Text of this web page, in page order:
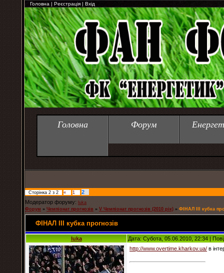
Головна | Реєстрація | Вхід
Головна Форум
Сторінка 2 з 2 « 1
2
Модератор форуму: luka
Форум » Чемпіонат прогнозів » V Чемпіонат прогнозів (2010 рік) » ФІНАЛ ІІІ кубка
ФІНАЛ ІІІ кубка прогнозів
luka Дата: Субота, 05.06.2010, 22:34 |
http://www.overtime.kharkov.ua/ в